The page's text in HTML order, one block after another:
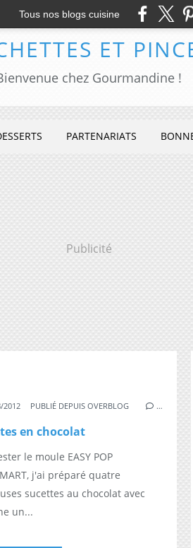
Tous nos blogs cuisine
ET
chez Gourmandine !
PARTENARIATS
Publicité
2012 PUBLIÉ DEPUIS OVERBLOG …
en chocolat
le moule EASY POP
j'ai préparé quatre
sucettes au chocolat avec
un...